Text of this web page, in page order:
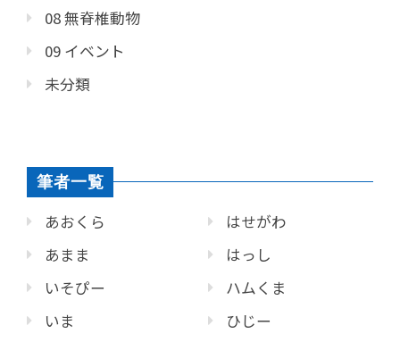
08 無脊椎動物
09 イベント
未分類
筆者一覧
あおくら
あまま
いそぴー
いま
はせがわ
はっし
ハムくま
ひじー